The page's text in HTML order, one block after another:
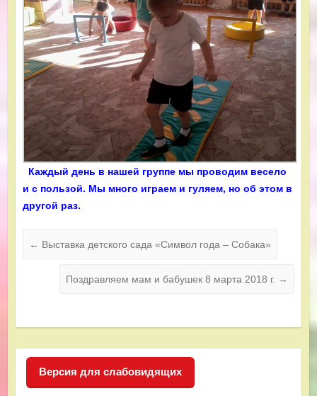
Каждый день в нашей группе мы проводим весело
и с пользой. Мы много играем и гуляем, но об этом в
другой раз.
← Выставка детского сада «Символ года – Собака»
Поздравляем мам и бабушек 8 марта 2018 г. →
Версия для слабовидящих